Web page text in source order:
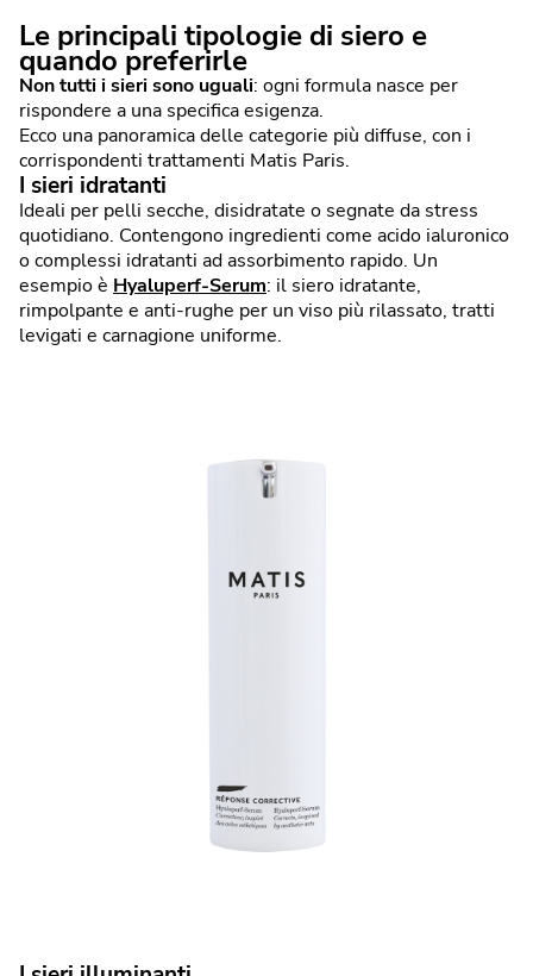
Le principali tipologie di siero e
quando preferirle
Non tutti i sieri sono uguali: ogni formula nasce per
rispondere a una specifica esigenza.
Ecco una panoramica delle categorie più diffuse, con i
corrispondenti trattamenti Matis Paris.
I sieri idratanti
Ideali per pelli secche, disidratate o segnate da stress
quotidiano. Contengono ingredienti come acido ialuronico
o complessi idratanti ad assorbimento rapido. Un
esempio è Hyaluperf-Serum: il siero idratante,
rimpolpante e anti-rughe per un viso più rilassato, tratti
levigati e carnagione uniforme.